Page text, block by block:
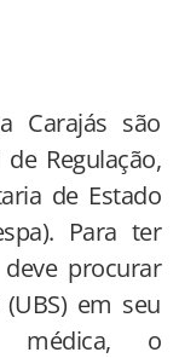
Carajás são
Regulação,
de Estado
Para ter
procurar
em seu
médica, o